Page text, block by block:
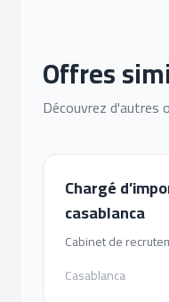
Offres
Découvrez d'autres
Chargé
casablanca
Cabinet de
Casablanca